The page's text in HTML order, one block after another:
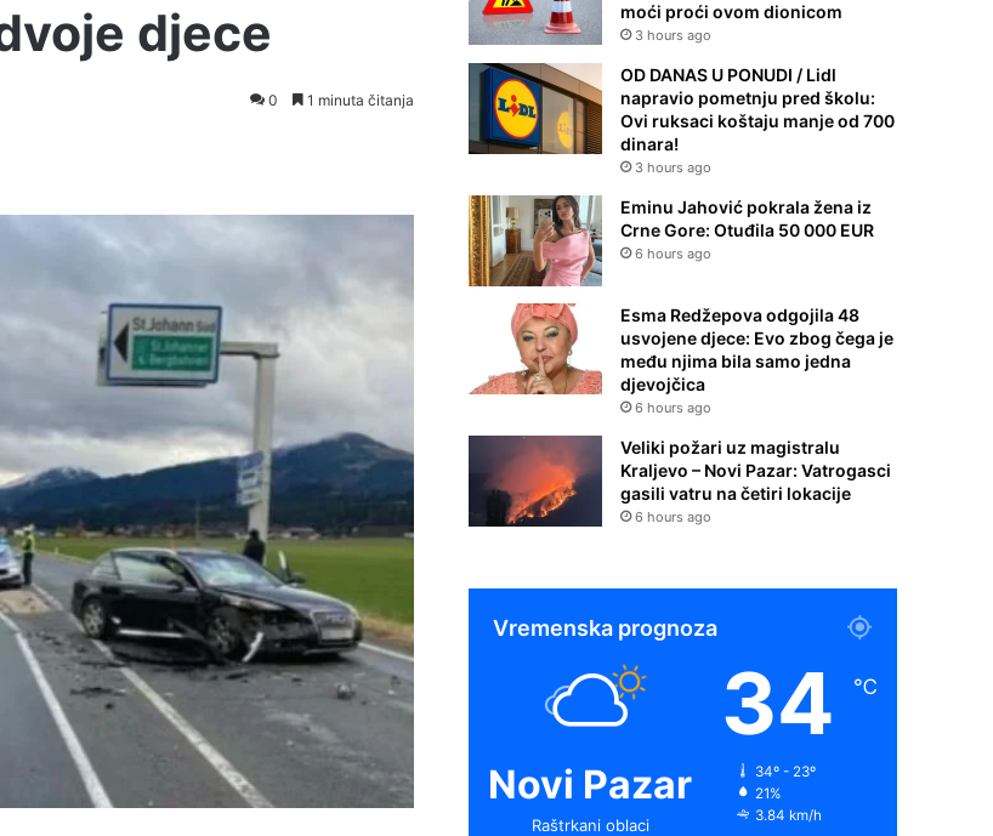
djece
0 1 minuta čitanja
moći proći ovom dionicom
3 hours ago
OD DANAS U PONUDI / Lidl
napravio pometnju pred školu:
Ovi ruksaci koštaju manje od 700
dinara!
3 hours ago
Eminu Jahović pokrala žena iz
Crne Gore: Otuđila 50 000 EUR
6 hours ago
Esma Redžepova odgojila 48
usvojene djece: Evo zbog čega je
među njima bila samo jedna
djevojčica
6 hours ago
Veliki požari uz magistralu
Kraljevo – Novi Pazar: Vatrogasci
gasili vatru na četiri lokacije
6 hours ago
Vremenska prognoza
Novi Pazar
Raštrkani oblaci
34 ℃
34º - 23º
21%
3.84 km/h